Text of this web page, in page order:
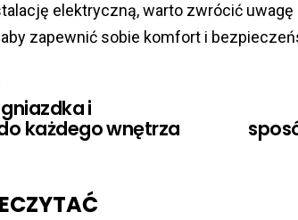
elektryczną, warto zwrócić uwagę
zapewnić sobie komfort i
i
każdego wnętrza